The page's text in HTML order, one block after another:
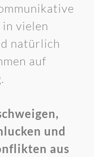
vielen
natürlich
auf
und
aus